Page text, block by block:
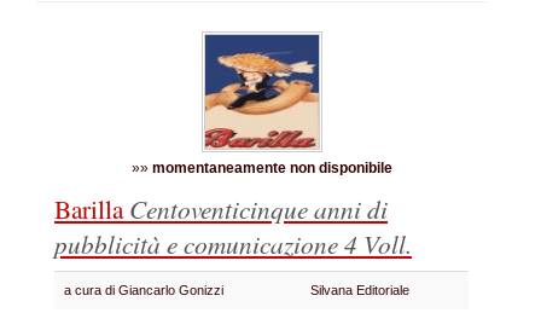
»» momentaneamente non disponibile
BarillaCentoventicinque anni di
pubblicità e comunicazione4 Voll.
a cura di Giancarlo Gonizzi Silvana Editoriale